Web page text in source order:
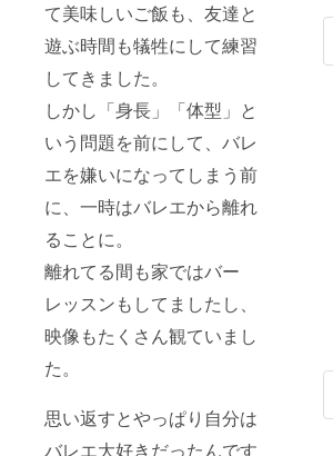
て美味しいご飯も、友達と
遊ぶ時間も犠牲にして練習
してきました。
しかし「身長」「体型」と
いう問題を前にして、バレ
エを嫌いになってしまう前
に、一時はバレエから離れ
ることに。
離れてる間も家ではバー
レッスンもしてましたし、
映像もたくさん観ていまし
た。
思い返すとやっぱり自分は
バレエ大好きだったんです